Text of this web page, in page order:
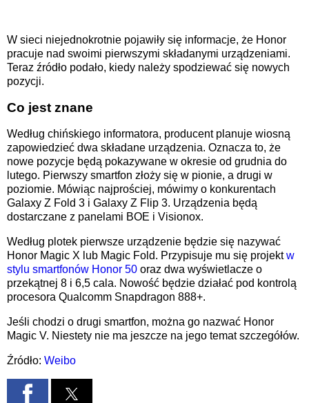
W sieci niejednokrotnie pojawiły się informacje, że Honor
pracuje nad swoimi pierwszymi składanymi urządzeniami.
Teraz źródło podało, kiedy należy spodziewać się nowych
pozycji.
Co jest znane
Według chińskiego informatora, producent planuje wiosną
zapowiedzieć dwa składane urządzenia. Oznacza to, że
nowe pozycje będą pokazywane w okresie od grudnia do
lutego. Pierwszy smartfon złoży się w pionie, a drugi w
poziomie. Mówiąc najprościej, mówimy o konkurentach
Galaxy Z Fold 3 i Galaxy Z Flip 3. Urządzenia będą
dostarczane z panelami BOE i Visionox.
Według plotek pierwsze urządzenie będzie się nazywać
Honor Magic X lub Magic Fold. Przypisuje mu się projektw
stylu smartfonów Honor 50 oraz dwa wyświetlacze o
przekątnej 8 i 6,5 cala. Nowość będzie działać pod kontrolą
procesora Qualcomm Snapdragon 888+.
Jeśli chodzi o drugi smartfon, można go nazwać Honor
Magic V. Niestety nie ma jeszcze na jego temat szczegółów.
Źródło: Weibo